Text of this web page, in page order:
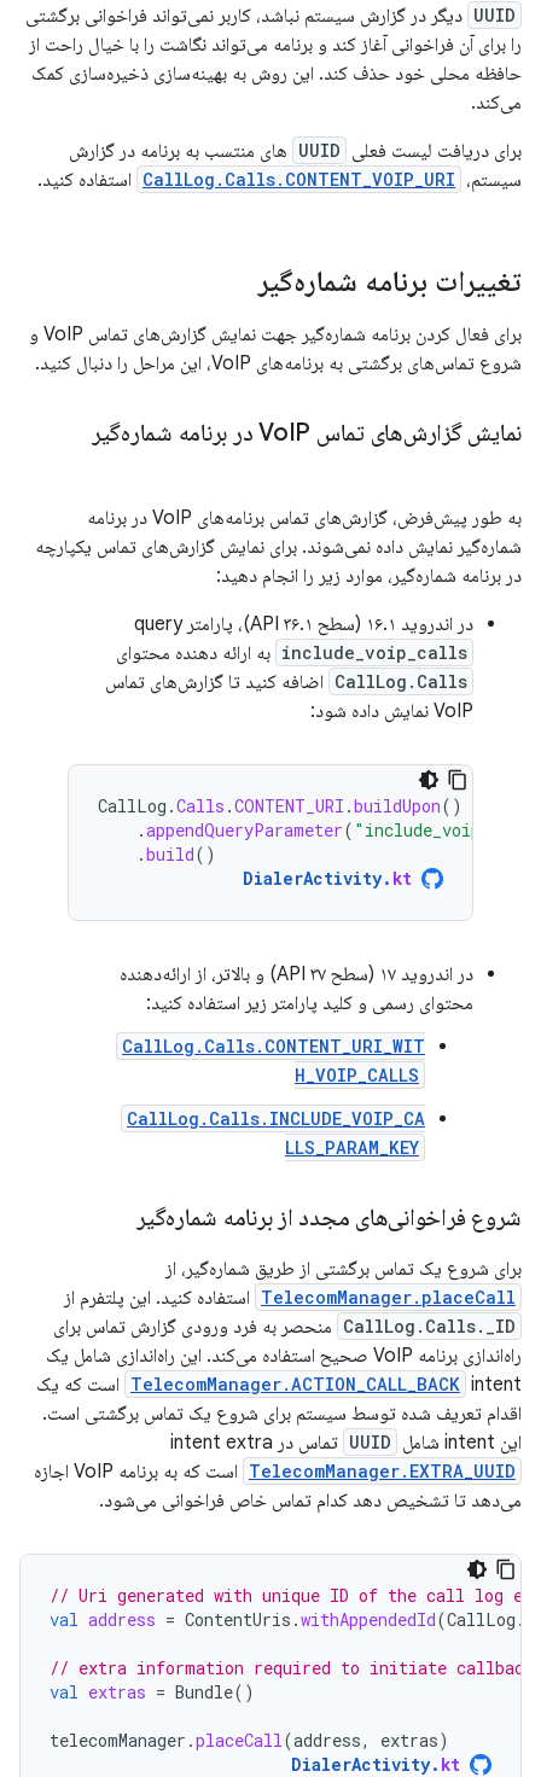
UUID دیگر در گزارش سیستم نباشد، کاربر نمی‌تواند فراخوانی برگشتی
را برای آن فراخوانی آغاز کند و برنامه می‌تواند نگاشت را با خیال راحت از
حافظه محلی خود حذف کند. این روش به بهینه‌سازی ذخیره‌سازی کمک
می‌کند.
برای دریافت لیست فعلی UUID های منتسب به برنامه در گزارش
سیستم، CallLog.Calls.CONTENT_VOIP_URI استفاده کنید.
تغییرات برنامه شماره‌گیر
برای فعال کردن برنامه شماره‌گیر جهت نمایش گزارش‌های تماس VoIP و
شروع تماس‌های برگشتی به برنامه‌های VoIP، این مراحل را دنبال کنید.
نمایش گزارش‌های تماس Vo IP در برنامه شماره‌گیر
به طور پیش‌فرض، گزارش‌های تماس برنامه‌های VoIP در برنامه
شماره‌گیر نمایش داده نمی‌شوند. برای نمایش گزارش‌های تماس یکپارچه
در برنامه شماره‌گیر، موارد زیر را انجام دهید:
در اندروید ۱۶.۱ (سطح API ۳۶.۱)، پارامتر query
include_voip_calls به ارائه دهنده محتوای
CallLog.Calls اضافه کنید تا گزارش‌های تماس
VoIP نمایش داده شود:
CallLog .Calls .CONTENT_URI .buildUpon()
.appendQueryParameter(
.build()
DialerActivity. kt
در اندروید ۱۷ (سطح API ۳۷) و بالاتر، از ارائه‌دهنده
محتوای رسمی و کلید پارامتر زیر استفاده کنید:
CallLog.Calls.CONTENT_URI_WIT
H_VOIP_CALLS
CallLog.Calls.INCLUDE_VOIP_CA
LLS_PARAM_KEY
شروع فراخوانی‌های مجدد از برنامه شماره‌گیر
برای شروع یک تماس برگشتی از طریق شماره‌گیر، از
TelecomManager.placeCall استفاده کنید. این پلتفرم از
CallLog.Calls._ID منحصر به فرد ورودی گزارش تماس برای
راه‌اندازی برنامه VoIP صحیح استفاده می‌کند. این راه‌اندازی شامل یک
TelecomManager.ACTION_CALL_BACK intent است که یک
اقدام تعریف شده توسط سیستم برای شروع یک تماس برگشتی است.
این intent شامل
UUID تماس در intent extra
TelecomManager.EXTRA_UUID
است که به برنامه VoIP اجازه
می‌دهد تا تشخیص دهد کدام تماس خاص فراخوانی می‌شود.
// Uri generated with unique ID of the call log
val address = ContentUris .withAppendedId(CallLog .
// extra information required to initiate callback
val extras = Bundle()
telecomManager .placeCall(address, extras)
DialerActivity. kt